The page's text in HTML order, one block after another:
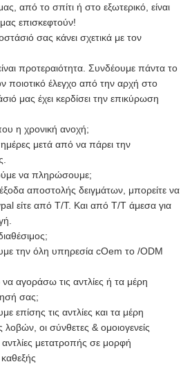
από το σπίτι ή στο εξωτερικό, είναι
επισκεφτούν!
σας κάνει σχετικά με τον
προτεραιότητα. Συνδέουμε πάντα το
ποιοτικό έλεγχο από την αρχή στο
μας έχει κερδίσει την επικύρωση
η χρονική ανοχή;
μετά από να πάρει την
να πληρώσουμε;
αποστολής δειγμάτων, μπορείτε να
είτε από T/T. Και από T/T άμεσα για
την όλη υπηρεσία cOem το /ODM
αγοράσω τις αντλίες ή τα μέρη
σας;
επίσης τις αντλίες και τα μέρη
λοβών, οι σύνθετες & ομοιογενείς
αντλίες μετατροπής σε μορφή